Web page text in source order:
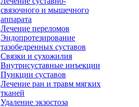
связочного и мышечного
аппарата
Лечение переломов
Эндопротезирование
тазобедренных суставов
Связки и сухожилия
Внутрисуставные инъекции
Пункции суставов
Лечение ран и травм мягких
тканей
Удаление экзостоза